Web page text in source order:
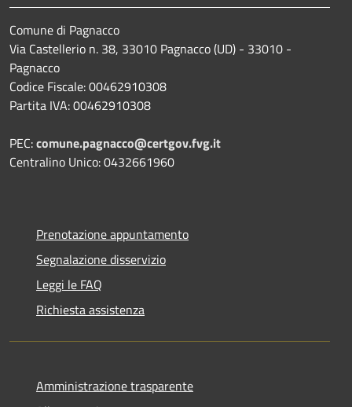
Comune di Pagnacco
Via Castellerio n. 38, 33010 Pagnacco (UD) - 33010 -
Pagnacco
Codice Fiscale: 00462910308
Partita IVA: 00462910308
PEC:comune.pagnacco@certgov.fvg.it
Centralino Unico: 0432661960
Prenotazione appuntamento
Segnalazione disservizio
Leggi le FAQ
Richiesta assistenza
Amministrazione trasparente